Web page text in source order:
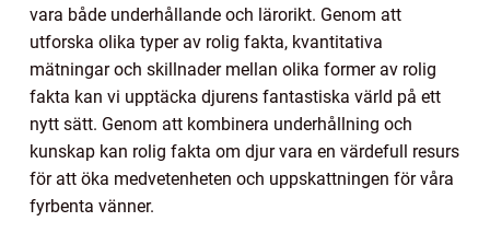
vara både underhållande och lärorikt. Genom att
utforska olika typer av rolig fakta, kvantitativa
mätningar och skillnader mellan olika former av rolig
fakta kan vi upptäcka djurens fantastiska värld på ett
nytt sätt. Genom att kombinera underhållning och
kunskap kan rolig fakta om djur vara en värdefull resurs
för att öka medvetenheten och uppskattningen för våra
fyrbenta vänner.